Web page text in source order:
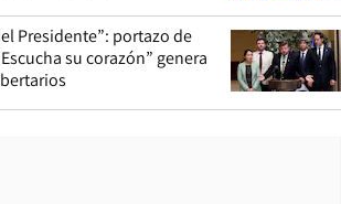
Presidente”: portazo de
su corazón” genera